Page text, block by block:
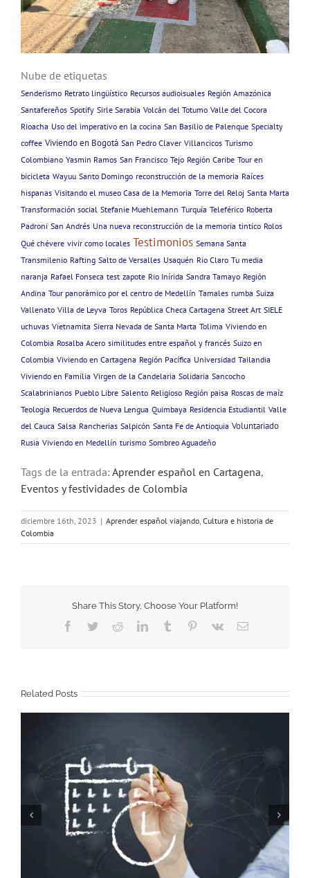
Nube de etiquetas
Senderismo Retrato lingüístico Recursos audioisuales Región Amazónica
Santafereños Spotify Sirle Sarabia Volcán del Totumo Valle del Cocora
Rioacha Uso del imperativo en la cocina San Basilio de Palenque Specialty
coffee Viviendo en Bogotá San Pedro Claver Villancicos Turismo
Colombiano Yasmin Ramos San Francisco Tejo Región Caribe Tour en
bicicleta Wayuu Santo Domingo reconstrucción de la memoria Raíces
hispanas Visitando el museo Casa de la Memoria Torre del Reloj Santa Marta
Transformación social Stefanie Muehlemann Turquía Teleférico Roberta
Padroni San Andrés Una nueva reconstrucción de la memoria tintico Rolos
Qué chévere vivir como locales Testimonios Semana Santa
Transmilenio Rafting Salto de Versalles Usaquén Rio Claro Tu media
naranja Rafael Fonseca test zapote Rio Inírida Sandra Tamayo Región
Andina Tour panorámico por el centro de Medellín Tamales rumba Suiza
Vallenato Villa de Leyva Toros República Checa Cartagena Street Art SIELE
uchuvas Vietnamita Sierra Nevada de Santa Marta Tolima Viviendo en
Colombia Rosalba Acero similitudes entre español y francés Suizo en
Colombia Viviendo en Cartagena Región Pacífica Universidad Tailandia
Viviendo en Familia Virgen de la Candelaria Solidaria Sancocho
Scalabrinianos Pueblo Libre Salento Religioso Región paisa Roscas de maíz
Teologia Recuerdos de Nueva Lengua Quimbaya Residencia Estudiantil Valle
del Cauca Salsa Rancherias Salpicón Santa Fe de Antioquia Voluntariado
Rusia Viviendo en Medellín turismo Sombreo Aguadeño
Tags de la entrada: Aprender español en Cartagena,
Eventos y festividades de Colombia
diciembre 16th, 2023 | Aprender español viajando, Cultura e historia de
Colombia
Share This Story, Choose Your Platform!
Facebook
TwitterRedditLinkedInTumblr Pinterest
Vk Email
Related Posts
Un nuevo comedor para los abuelitos